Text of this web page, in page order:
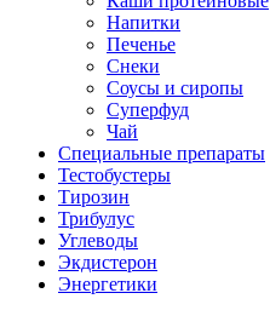
Напитки
Печенье
Снеки
Соусы и сиропы
Суперфуд
Чай
Специальные препараты
Тестобустеры
Тирозин
Трибулус
Углеводы
Экдистерон
Энергетики